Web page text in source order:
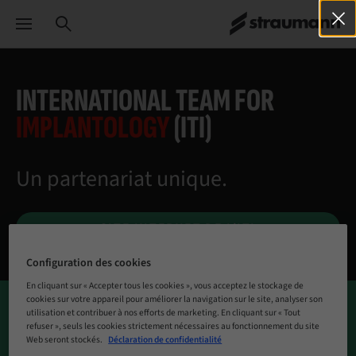
INTERNATIONAL TEAM FOR
IMPLANTOLOGY(ITI)
Un partenariat unique.
SITE INTERNET DE L’ITI
Straumann est inébranlable dans son engagement à la
Configuration des cookies
En cliquant sur « Accepter tous les cookies », vous acceptez le stockage de
cookies sur votre appareil pour améliorer la navigation sur le site, analyser son
utilisation et contribuer à nos efforts de marketing. En cliquant sur « Tout
refuser », seuls les cookies strictement nécessaires au fonctionnement du site
Web seront stockés. Déclaration de confidentialité